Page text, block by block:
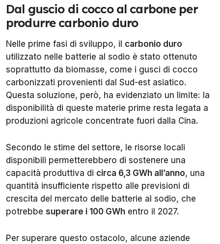
Dal guscio di cocco al carbone per
produrre carbonio duro
Nelle prime fasi di sviluppo, il carbonio duro
utilizzato nelle batterie al sodio è stato ottenuto
soprattutto da biomasse, come i gusci di cocco
carbonizzati provenienti dal Sud-est asiatico.
Questa soluzione, però, ha evidenziato un limite: la
disponibilità di queste materie prime resta legata a
produzioni agricole concentrate fuori dalla Cina.
Secondo le stime del settore, le risorse locali
disponibili permetterebbero di sostenere una
capacità produttiva di circa 6,3 GWh all’anno, una
quantità insufficiente rispetto alle previsioni di
crescita del mercato delle batterie al sodio, che
potrebbe superare i 100 GWh entro il 2027.
Per superare questo ostacolo, alcune aziende